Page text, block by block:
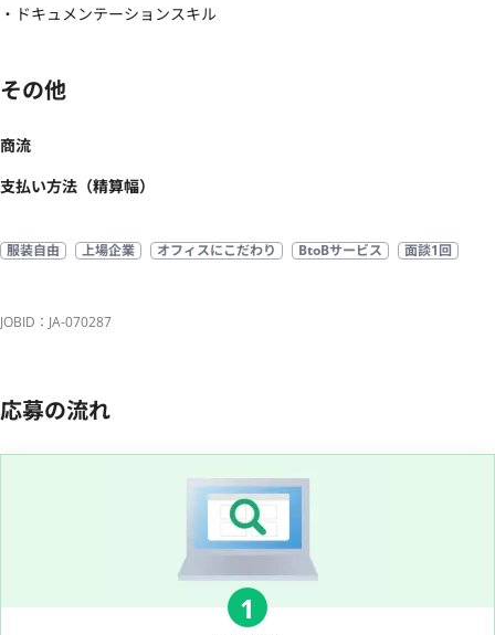
・ドキュメンテーションスキル
その他
商流
支払い方法（精算幅）
服装自由 上場企業 オフィスにこだわり BtoBサービス 面談1回
JOBID：JA-070287
応募の流れ
1